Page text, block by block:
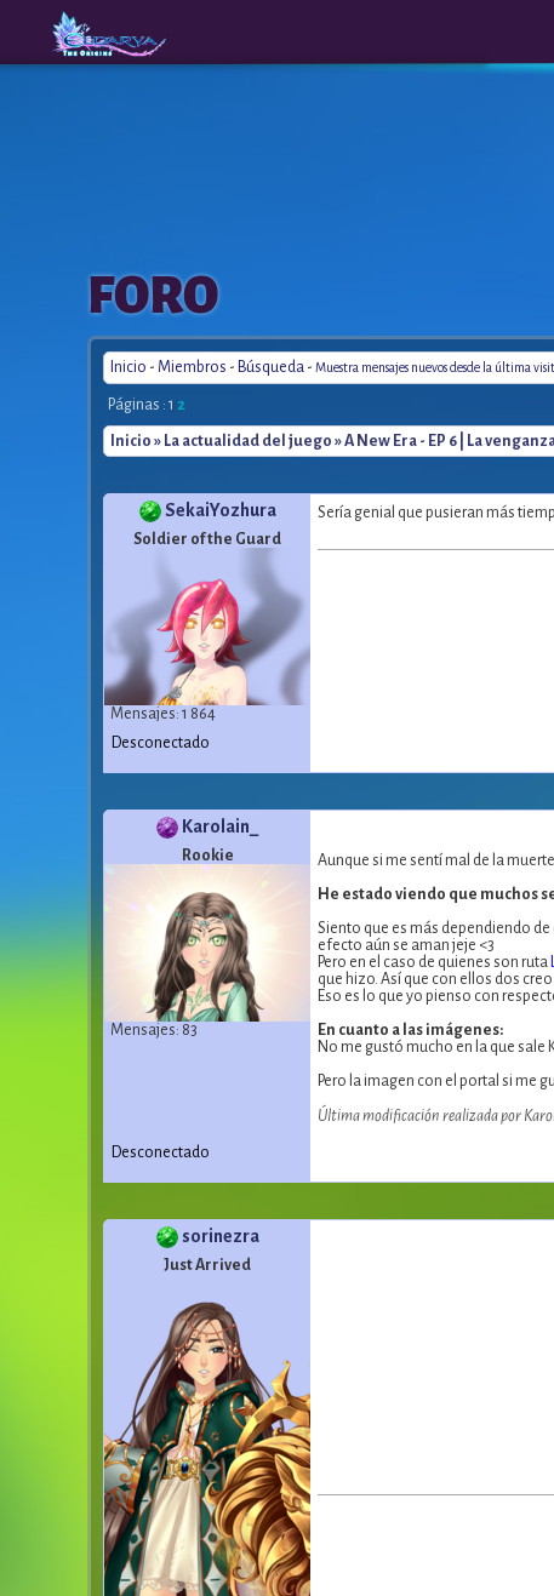
The
Origins
FORO
Inicio - Miembros - Búsqueda - Muestra mensajes nuevos desde la última
Páginas : 1 2
Inicio » La actualidad del juego » A New Era - EP 6 | La
SekaiYozhura
Soldier of the Guard
Mensajes: 1 864
Sería genial que pusieran más
Desconectado
Karolain_
Rookie
Mensajes: 83
Aunque si me sentí mal de la
He estado viendo que muchos
Siento que es más dependiendo
efecto aún se aman jeje <3
Pero en el caso de quienes son ruta
que hizo. Así que con ellos dos
Eso es lo que yo pienso con
En cuanto a las imágenes:
No me gustó mucho en la que
Pero la imagen con el portal si me
Última modificación realizada por
Desconectado
sorinezra
Just Arrived